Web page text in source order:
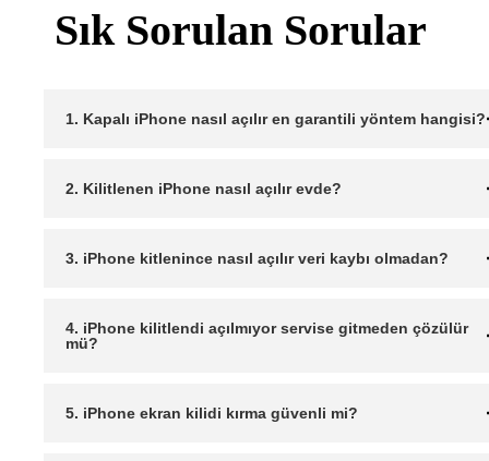
Sık Sorulan Sorular
1. Kapalı iPhone nasıl açılır en garantili yöntem hangisi?
2. Kilitlenen iPhone nasıl açılır evde?
3. iPhone kitlenince nasıl açılır veri kaybı olmadan?
4. iPhone kilitlendi açılmıyor servise gitmeden çözülür
mü?
5. iPhone ekran kilidi kırma güvenli mi?